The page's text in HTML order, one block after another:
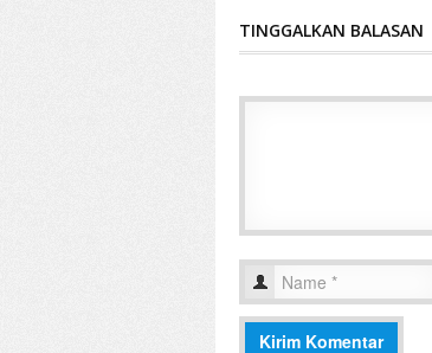
TINGGALKAN BALASAN